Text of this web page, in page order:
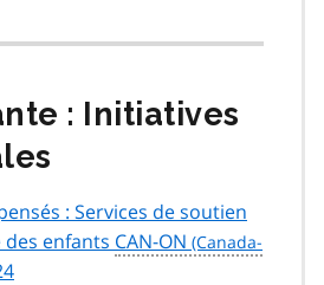
: Initiatives
: Services de soutien
enfants CAN-ON